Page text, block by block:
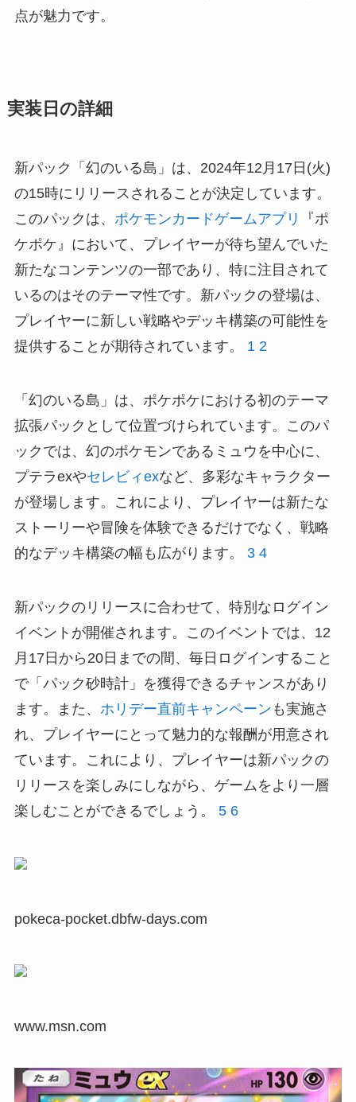
点が魅力です。
実装日の詳細
新パック「幻のいる島」は、2024年12月17日(火)
の15時にリリースされることが決定しています。
このパックは、 ポケモンカードゲームアプリ
『ポ
ケポケ』において、プレイヤーが待ち望んでいた
新たなコンテンツの一部であり、特に注目されて
いるのはそのテーマ性です。新パックの登場は、
プレイヤーに新しい戦略やデッキ構築の可能性を
提供することが期待されています。 1 2
「幻のいる島」は、ポケポケにおける初のテーマ
拡張パックとして位置づけられています。このパ
ックでは、幻のポケモンであるミュウを中心に、
プテラexやセレビィexなど、多彩なキャラクター
が登場します。これにより、プレイヤーは新たな
ストーリーや冒険を体験できるだけでなく、戦略
的なデッキ構築の幅も広がります。 3 4
新パックのリリースに合わせて、特別なログイン
イベントが開催されます。このイベントでは、12
月17日から20日までの間、毎日ログインすること
で「パック砂時計」を獲得できるチャンスがあり
ます。また、 ホリデー直前キャンペーン も実施さ
れ、プレイヤーにとって魅力的な報酬が用意され
ています。これにより、プレイヤーは新パックの
リリースを楽しみにしながら、ゲームをより一層
楽しむことができるでしょう。 5 6
pokeca-pocket.dbfw-days.com
www.msn.com